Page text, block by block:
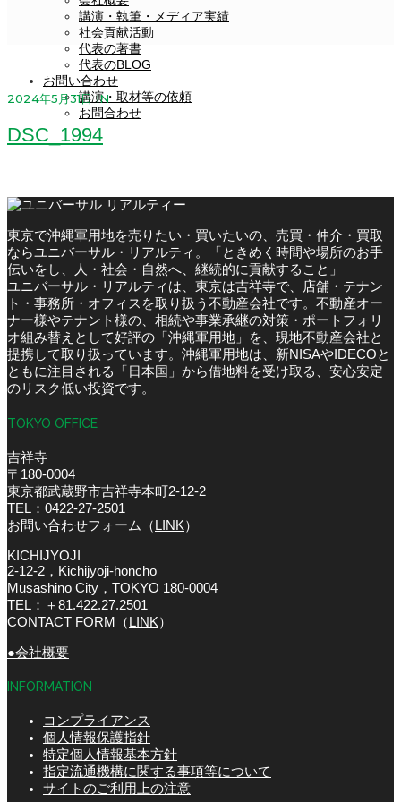
講演・執筆・メディア実績
社会貢献活動
代表の著書
代表のBLOG
お問い合わせ
講演・取材等の依頼
お問合わせ
2024年5月31日 IN
DSC_1994
東京で沖縄軍用地を売りたい・買いたいの、売買・仲介・買取
ならユニバーサル・リアルティ。「ときめく時間や場所のお手
伝いをし、人・社会・自然へ、継続的に貢献すること」
ユニバーサル・リアルティは、東京は吉祥寺で、店舗・テナン
ト・事務所・オフィスを取り扱う不動産会社です。不動産オー
ナー様やテナント様の、相続や事業承継の対策・ポートフォリ
オ組み替えとして好評の「沖縄軍用地」を、現地不動産会社と
提携して取り扱っています。沖縄軍用地は、新NISAやIDECOと
ともに注目される「日本国」から借地料を受け取る、安心安定
のリスク低い投資です。
TOKYO OFFICE
吉祥寺
〒180-0004
東京都武蔵野市吉祥寺本町2-12-2
TEL：0422-27-2501
お問い合わせフォーム（LINK）
KICHIJYOJI
2-12-2，Kichijyoji-honcho
Musashino City，TOKYO 180-0004
TEL：＋81.422.27.2501
CONTACT FORM（LINK）
●会社概要
INFORMATION
コンプライアンス
個人情報保護指針
特定個人情報基本方針
指定流通機構に関する事項等について
サイトのご利用上の注意